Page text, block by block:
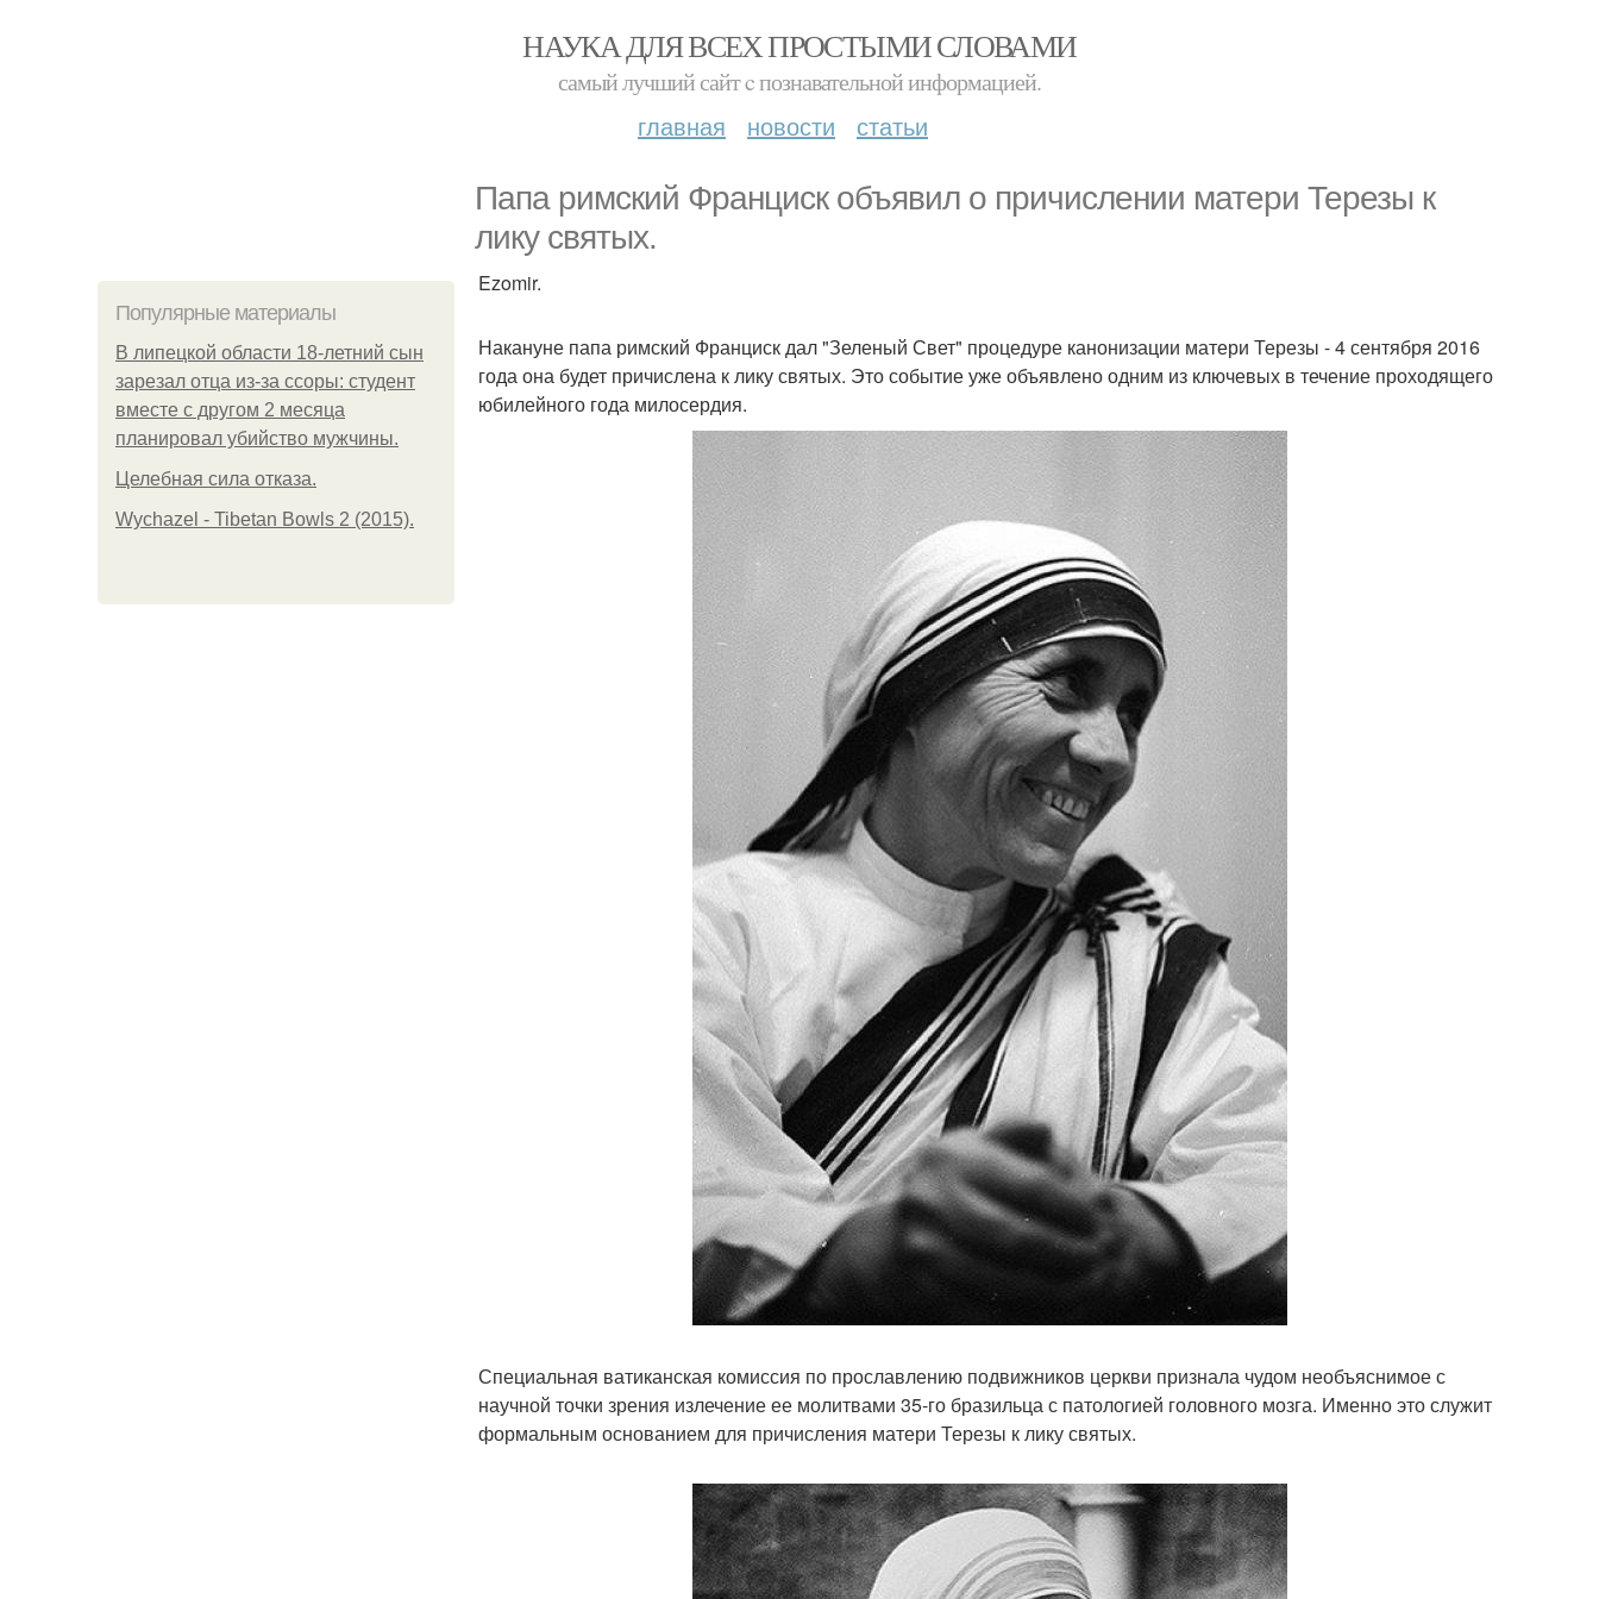
НАУКА ДЛЯ ВСЕХ ПРОСТЫМИ СЛОВАМИ
самый лучший сайт c познавательной информацией.
главная новости статьи
Папа римский Франциск объявил о причислении матери Терезы к
лику святых.
Популярные материалы
В липецкой области 18-летний сын
зарезал отца из-за ссоры: студент
вместе с другом 2 месяца
планировал убийство мужчины.
Целебная сила отказа.
Wychazel - Tibetan Bowls 2 (2015).
Ezomir.
Накануне папа римский Франциск дал "Зеленый Свет" процедуре канонизации матери Терезы - 4 сентября 2016
года она будет причислена к лику святых. Это событие уже объявлено одним из ключевых в течение проходящего
юбилейного года милосердия.
Специальная ватиканская комиссия по прославлению подвижников церкви признала чудом необъяснимое с
научной точки зрения излечение ее молитвами 35-го бразильца с патологией головного мозга. Именно это служит
формальным основанием для причисления матери Терезы к лику святых.